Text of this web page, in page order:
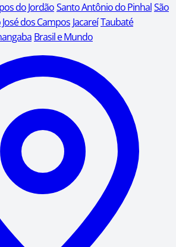
do JordãoSanto Antônio do PinhalSão
José dos Campos JacareíTaubaté
Brasil e Mundo